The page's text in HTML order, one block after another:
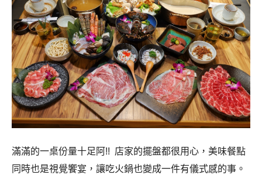
滿滿的一桌份量十足阿!! 店家的擺盤都很用心，美味餐點
同時也是視覺饗宴，讓吃火鍋也變成一件有儀式感的事。